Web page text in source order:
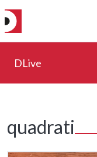
DLive
quadrati